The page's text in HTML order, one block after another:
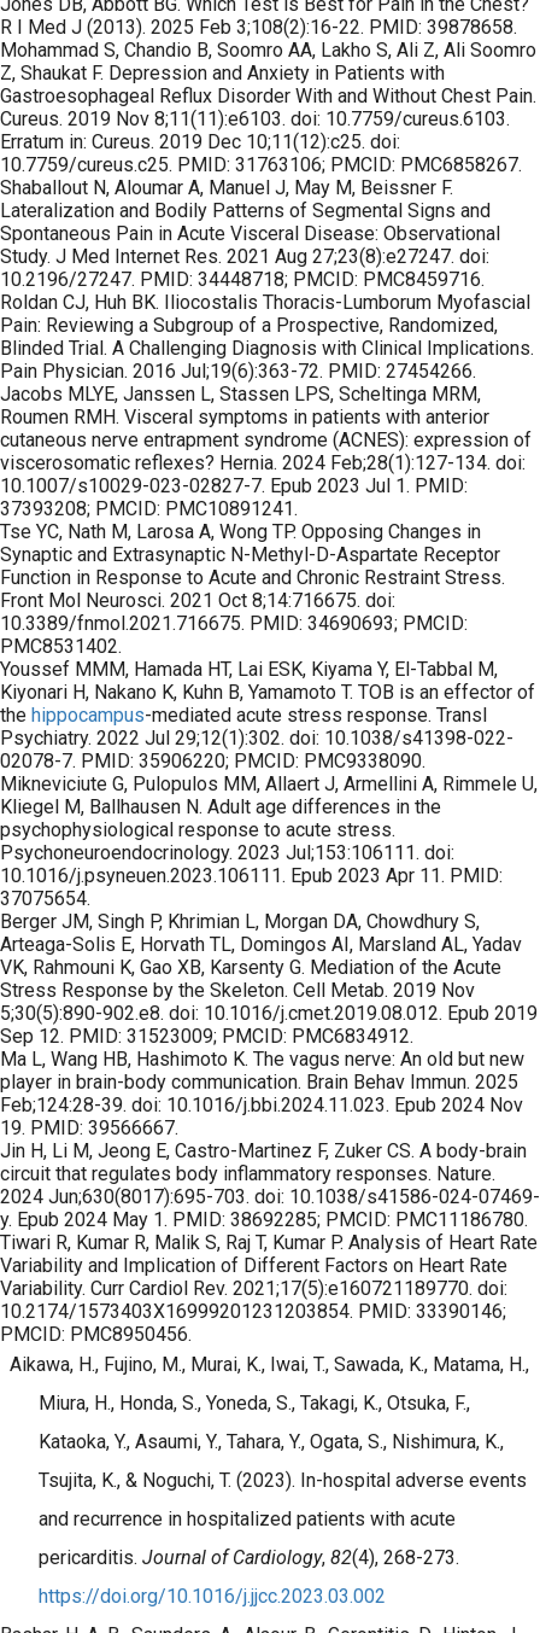
R I Med J (2013). 2025 Feb 3;108(2):16-22. PMID: 39878658.
Mohammad S, Chandio B, Soomro AA, Lakho S, Ali Z, Ali Soomro
Z, Shaukat F. Depression and Anxiety in Patients with
Gastroesophageal Reflux Disorder With and Without Chest Pain.
Cureus. 2019 Nov 8;11(11):e6103. doi: 10.7759/cureus.6103.
Erratum in: Cureus. 2019 Dec 10;11(12):c25. doi:
10.7759/cureus.c25. PMID: 31763106; PMCID: PMC6858267.
Shaballout N, Aloumar A, Manuel J, May M, Beissner F.
Lateralization and Bodily Patterns of Segmental Signs and
Spontaneous Pain in Acute Visceral Disease: Observational
Study. J Med Internet Res. 2021 Aug 27;23(8):e27247. doi:
10.2196/27247. PMID: 34448718; PMCID: PMC8459716.
Roldan CJ, Huh BK. Iliocostalis Thoracis-Lumborum Myofascial
Pain: Reviewing a Subgroup of a Prospective, Randomized,
Blinded Trial. A Challenging Diagnosis with Clinical Implications.
Pain Physician. 2016 Jul;19(6):363-72. PMID: 27454266.
Jacobs MLYE, Janssen L, Stassen LPS, Scheltinga MRM,
Roumen RMH. Visceral symptoms in patients with anterior
cutaneous nerve entrapment syndrome (ACNES): expression of
viscerosomatic reflexes? Hernia. 2024 Feb;28(1):127-134. doi:
10.1007/s10029-023-02827-7. Epub 2023 Jul 1. PMID:
37393208; PMCID: PMC10891241.
Tse YC, Nath M, Larosa A, Wong TP. Opposing Changes in
Synaptic and Extrasynaptic N-Methyl-D-Aspartate Receptor
Function in Response to Acute and Chronic Restraint Stress.
Front Mol Neurosci. 2021 Oct 8;14:716675. doi:
10.3389/fnmol.2021.716675. PMID: 34690693; PMCID:
PMC8531402.
Youssef MMM, Hamada HT, Lai ESK, Kiyama Y, El-Tabbal M,
Kiyonari H, Nakano K, Kuhn B, Yamamoto T. TOB is an effector of
the hippocampus-mediated acute stress response. Transl
Psychiatry. 2022 Jul 29;12(1):302. doi: 10.1038/s41398-022-
02078-7. PMID: 35906220; PMCID: PMC9338090.
Mikneviciute G, Pulopulos MM, Allaert J, Armellini A, Rimmele U,
Kliegel M, Ballhausen N. Adult age differences in the
psychophysiological response to acute stress.
Psychoneuroendocrinology. 2023 Jul;153:106111. doi:
10.1016/j.psyneuen.2023.106111. Epub 2023 Apr 11. PMID:
37075654.
Berger JM, Singh P, Khrimian L, Morgan DA, Chowdhury S,
Arteaga-Solis E, Horvath TL, Domingos AI, Marsland AL, Yadav
VK, Rahmouni K, Gao XB, Karsenty G. Mediation of the Acute
Stress Response by the Skeleton. Cell Metab. 2019 Nov
5;30(5):890-902.e8. doi: 10.1016/j.cmet.2019.08.012. Epub 2019
Sep 12. PMID: 31523009; PMCID: PMC6834912.
Ma L, Wang HB, Hashimoto K. The vagus nerve: An old but new
player in brain-body communication. Brain Behav Immun. 2025
Feb;124:28-39. doi: 10.1016/j.bbi.2024.11.023. Epub 2024 Nov
19. PMID: 39566667.
Jin H, Li M, Jeong E, Castro-Martinez F, Zuker CS. A body-brain
circuit that regulates body inflammatory responses. Nature.
2024 Jun;630(8017):695-703. doi: 10.1038/s41586-024-07469-
y. Epub 2024 May 1. PMID: 38692285; PMCID: PMC11186780.
Tiwari R, Kumar R, Malik S, Raj T, Kumar P. Analysis of Heart Rate
Variability and Implication of Different Factors on Heart Rate
Variability. Curr Cardiol Rev. 2021;17(5):e160721189770. doi:
10.2174/1573403X16999201231203854. PMID: 33390146;
PMCID: PMC8950456.
Aikawa, H., Fujino, M., Murai, K., Iwai, T., Sawada, K., Matama, H.,
Miura, H., Honda, S., Yoneda, S., Takagi, K., Otsuka, F.,
Kataoka, Y., Asaumi, Y., Tahara, Y., Ogata, S., Nishimura, K.,
Tsujita, K., & Noguchi, T. (2023). In-hospital adverse events
and recurrence in hospitalized patients with acute
pericarditis. Journal of Cardiology, 82(4), 268-273.
https://doi.org/10.1016/j.jjcc.2023.03.002